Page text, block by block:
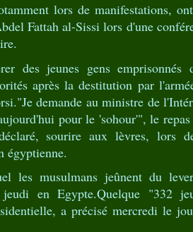
lors de manifestations,
Fattah al-Sissi lors d'une
des jeunes gens emprisonnés
après la destitution par
demande au ministre de
pour le 'sohour'", le
sourire aux lèvres, lors
égyptienne.
les musulmans jeûnent du
en Egypte.Quelque "332
a précisé mercredi le